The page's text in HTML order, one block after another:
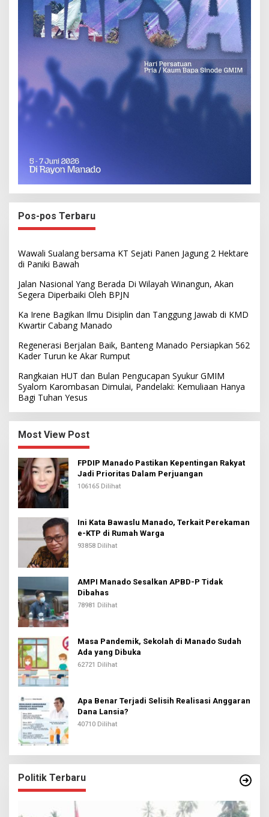
Pos-pos Terbaru
Wawali Sualang bersama KT Sejati Panen Jagung 2 Hektare
di Paniki Bawah
Jalan Nasional Yang Berada Di Wilayah Winangun, Akan
Segera Diperbaiki Oleh BPJN
Ka Irene Bagikan Ilmu Disiplin dan Tanggung Jawab di KMD
Kwartir Cabang Manado
Regenerasi Berjalan Baik, Banteng Manado Persiapkan 562
Kader Turun ke Akar Rumput
Rangkaian HUT dan Bulan Pengucapan Syukur GMIM
Syalom Karombasan Dimulai, Pandelaki: Kemuliaan Hanya
Bagi Tuhan Yesus
Most View Post
FPDIP Manado Pastikan Kepentingan Rakyat
Jadi Prioritas Dalam Perjuangan
106165 Dilihat
Ini Kata Bawaslu Manado, Terkait Perekaman
e-KTP di Rumah Warga
93858 Dilihat
AMPI Manado Sesalkan APBD-P Tidak
Dibahas
78981 Dilihat
Masa Pandemik, Sekolah di Manado Sudah
Ada yang Dibuka
62721 Dilihat
Apa Benar Terjadi Selisih Realisasi Anggaran
Dana Lansia?
40710 Dilihat
Politik Terbaru